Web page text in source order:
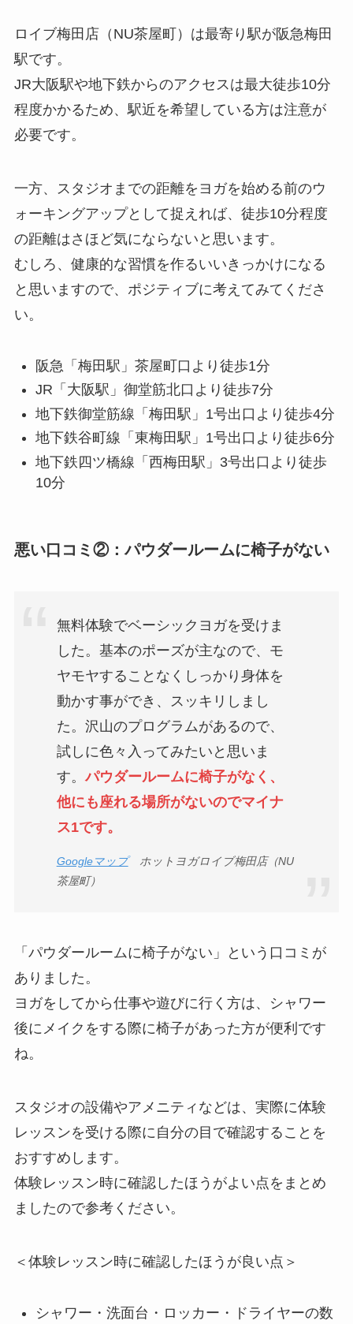
ロイブ梅田店（NU茶屋町）は最寄り駅が阪急梅田
駅です。
JR大阪駅や地下鉄からのアクセスは最大徒歩10分
程度かかるため、駅近を希望している方は注意が
必要です。
一方、スタジオまでの距離をヨガを始める前のウ
ォーキングアップとして捉えれば、徒歩10分程度
の距離はさほど気にならないと思います。
むしろ、健康的な習慣を作るいいきっかけになる
と思いますので、ポジティブに考えてみてくださ
い。
阪急「梅田駅」茶屋町口より徒歩1分
JR「大阪駅」御堂筋北口より徒歩7分
地下鉄御堂筋線「梅田駅」1号出口より徒歩4分
地下鉄谷町線「東梅田駅」1号出口より徒歩6分
地下鉄四ツ橋線「西梅田駅」3号出口より徒歩
10分
悪い口コミ②：パウダールームに椅子がない
無料体験でベーシックヨガを受けま
した。基本のポーズが主なので、モ
ヤモヤすることなくしっかり身体を
動かす事ができ、スッキリしまし
た。沢山のプログラムがあるので、
試しに色々入ってみたいと思いま
す。パウダールームに椅子がなく、
他にも座れる場所がないのでマイナ
ス1です。
Googleマップホットヨガロイブ梅田店（NU
茶屋町）
「パウダールームに椅子がない」という口コミが
ありました。
ヨガをしてから仕事や遊びに行く方は、シャワー
後にメイクをする際に椅子があった方が便利です
ね。
スタジオの設備やアメニティなどは、実際に体験
レッスンを受ける際に自分の目で確認することを
おすすめします。
体験レッスン時に確認したほうがよい点をまとめ
ましたので参考ください。
＜体験レッスン時に確認したほうが良い点＞
シャワー・洗面台・ロッカー・ドライヤーの数